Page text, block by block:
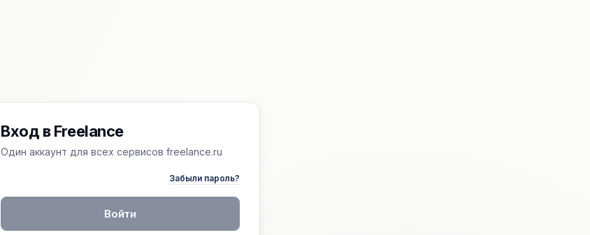
Вход в Freelance
Один аккаунт для всех сервисов freelance.ru
Забыли пароль?
Войти